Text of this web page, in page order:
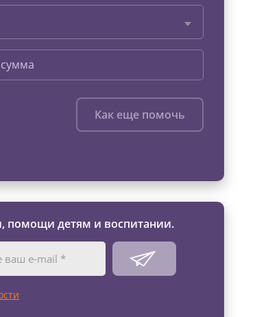
Как еще помочь
помощи детям и воспитании.